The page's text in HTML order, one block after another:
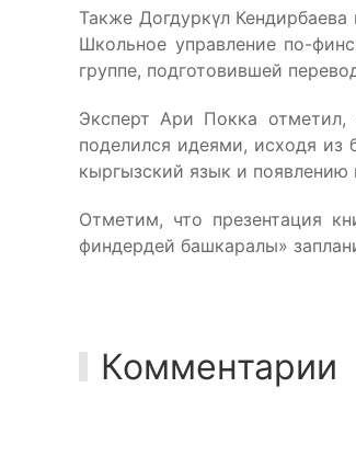
Также Догдуркүл
Школьное управление по-
группе, подготовившей
Эксперт Ари Покка
поделился идеями, исходя из
кыргызский язык и появлению
Отметим, что презентация
финдердей башкаралы»
Комментарии